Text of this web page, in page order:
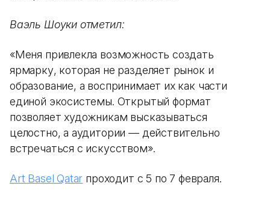
Ваэль Шоуки отметил:
«Меня привлекла возможность создать
ярмарку, которая не разделяет рынок и
образование, а воспринимает их как части
единой экосистемы. Открытый формат
позволяет художникам высказываться
целостно, а аудитории — действительно
встречаться с искусством».
Art Basel Qatar проходит с 5 по 7 февраля.